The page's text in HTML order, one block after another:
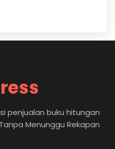
penjualan buku hitungan
Menunggu Rekapan